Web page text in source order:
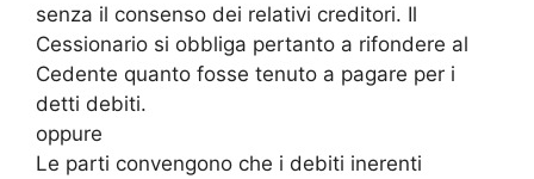
senza il consenso dei relativi creditori. Il
Cessionario si obbliga pertanto a rifondere al
Cedente quanto fosse tenuto a pagare per i
detti debiti.
oppure
Le parti convengono che i debiti inerenti